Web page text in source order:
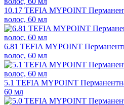
10.17 TEFIA MYPOINT
волос, 60 мл
6.81 TEFIA MYPOINT
волос, 60 мл
5.1 TEFIA MYPOINT
60 мл